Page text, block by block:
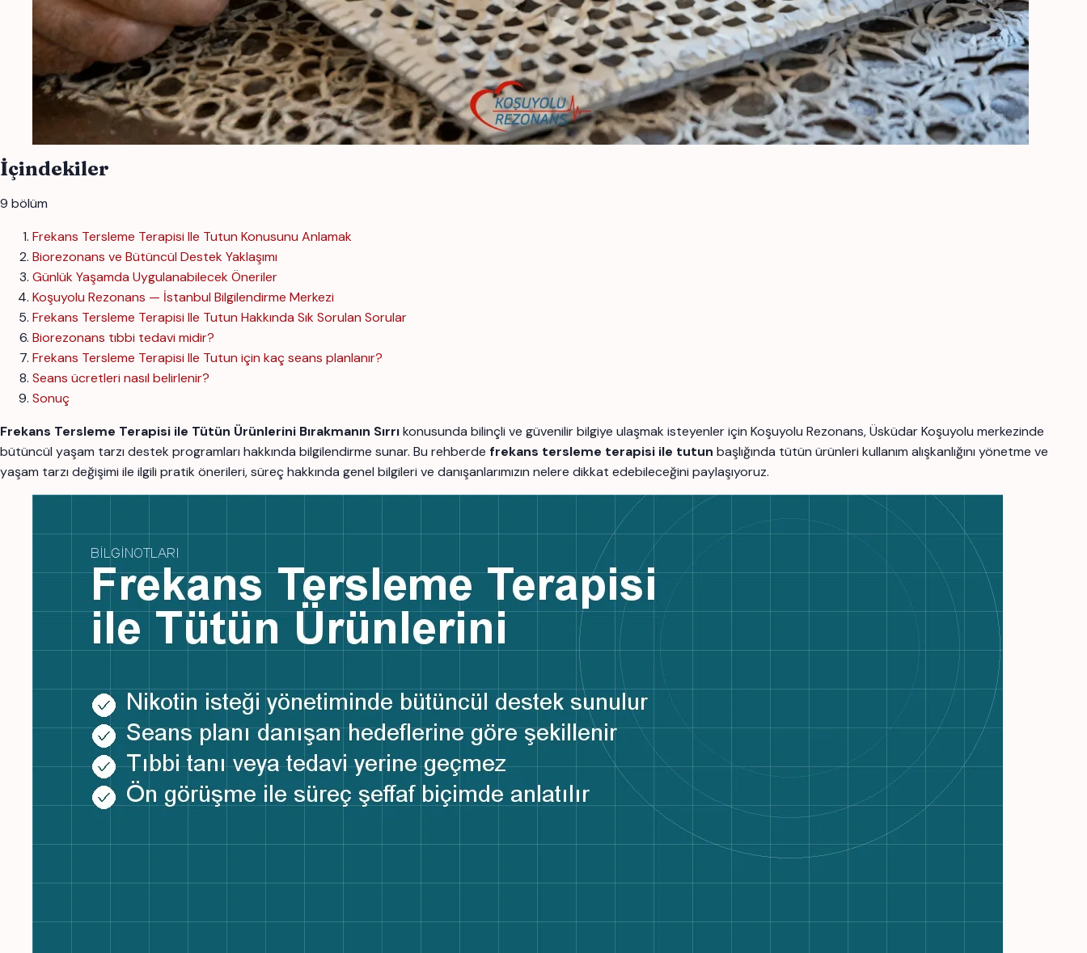
İçindekiler
9 bölüm
Frekans Tersleme Terapisi Ile Tutun Konusunu Anlamak
Biorezonans ve Bütüncül Destek Yaklaşımı
Günlük Yaşamda Uygulanabilecek Öneriler
Koşuyolu Rezonans — İstanbul Bilgilendirme Merkezi
Frekans Tersleme Terapisi Ile Tutun Hakkında Sık Sorulan Sorular
Biorezonans tıbbi tedavi midir?
Frekans Tersleme Terapisi Ile Tutun için kaç seans planlanır?
Seans ücretleri nasıl belirlenir?
Sonuç
Frekans Tersleme Terapisi ile Tütün Ürünlerini Bırakmanın Sırrıkonusunda bilinçli ve güvenilir bilgiye ulaşmak isteyenler için Koşuyolu Rezonans, Üsküdar Koşuyolu merkezinde
bütüncül yaşam tarzı destek programları hakkında bilgilendirme sunar. Bu rehberde frekans tersleme terapisi ile tutun başlığında tütün ürünleri kullanım alışkanlığını yönetme ve
yaşam tarzı değişimi ile ilgili pratik önerileri, süreç hakkında genel bilgileri ve danışanlarımızın nelere dikkat edebileceğini paylaşıyoruz.